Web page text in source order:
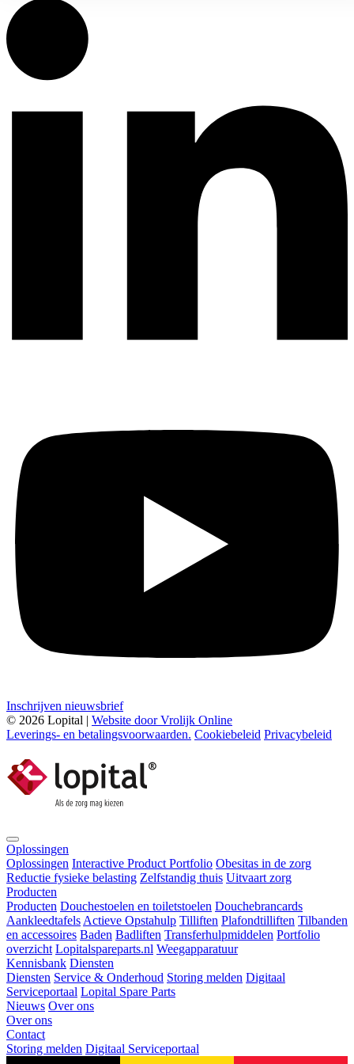
Inschrijven nieuwsbrief
© 2026 Lopital | Website door Vrolijk Online
Leverings- en betalingsvoorwaarden. Cookiebeleid Privacybeleid
Oplossingen
Oplossingen Interactive Product Portfolio Obesitas in de zorg
Reductie fysieke belasting Zelfstandig thuis Uitvaart zorg
Producten
Producten Douchestoelen en toiletstoelen Douchebrancards
Aankleedtafels Actieve Opstahulp Tilliften Plafondtilliften Tilbanden
en accessoires Baden Badliften Transferhulpmiddelen Portfolio
overzicht Lopitalspareparts.nl Weegapparatuur
Kennisbank Diensten
Diensten Service & Onderhoud Storing melden Digitaal
Serviceportaal Lopital Spare Parts
Nieuws Over ons
Over ons
Contact
Storing melden Digitaal Serviceportaal